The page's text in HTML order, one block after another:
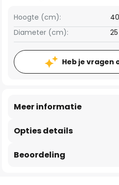
Hoogte (cm):
40
Diameter (cm):
25
Heb je vragen
Opties details
Meer informatie
Beoordeling